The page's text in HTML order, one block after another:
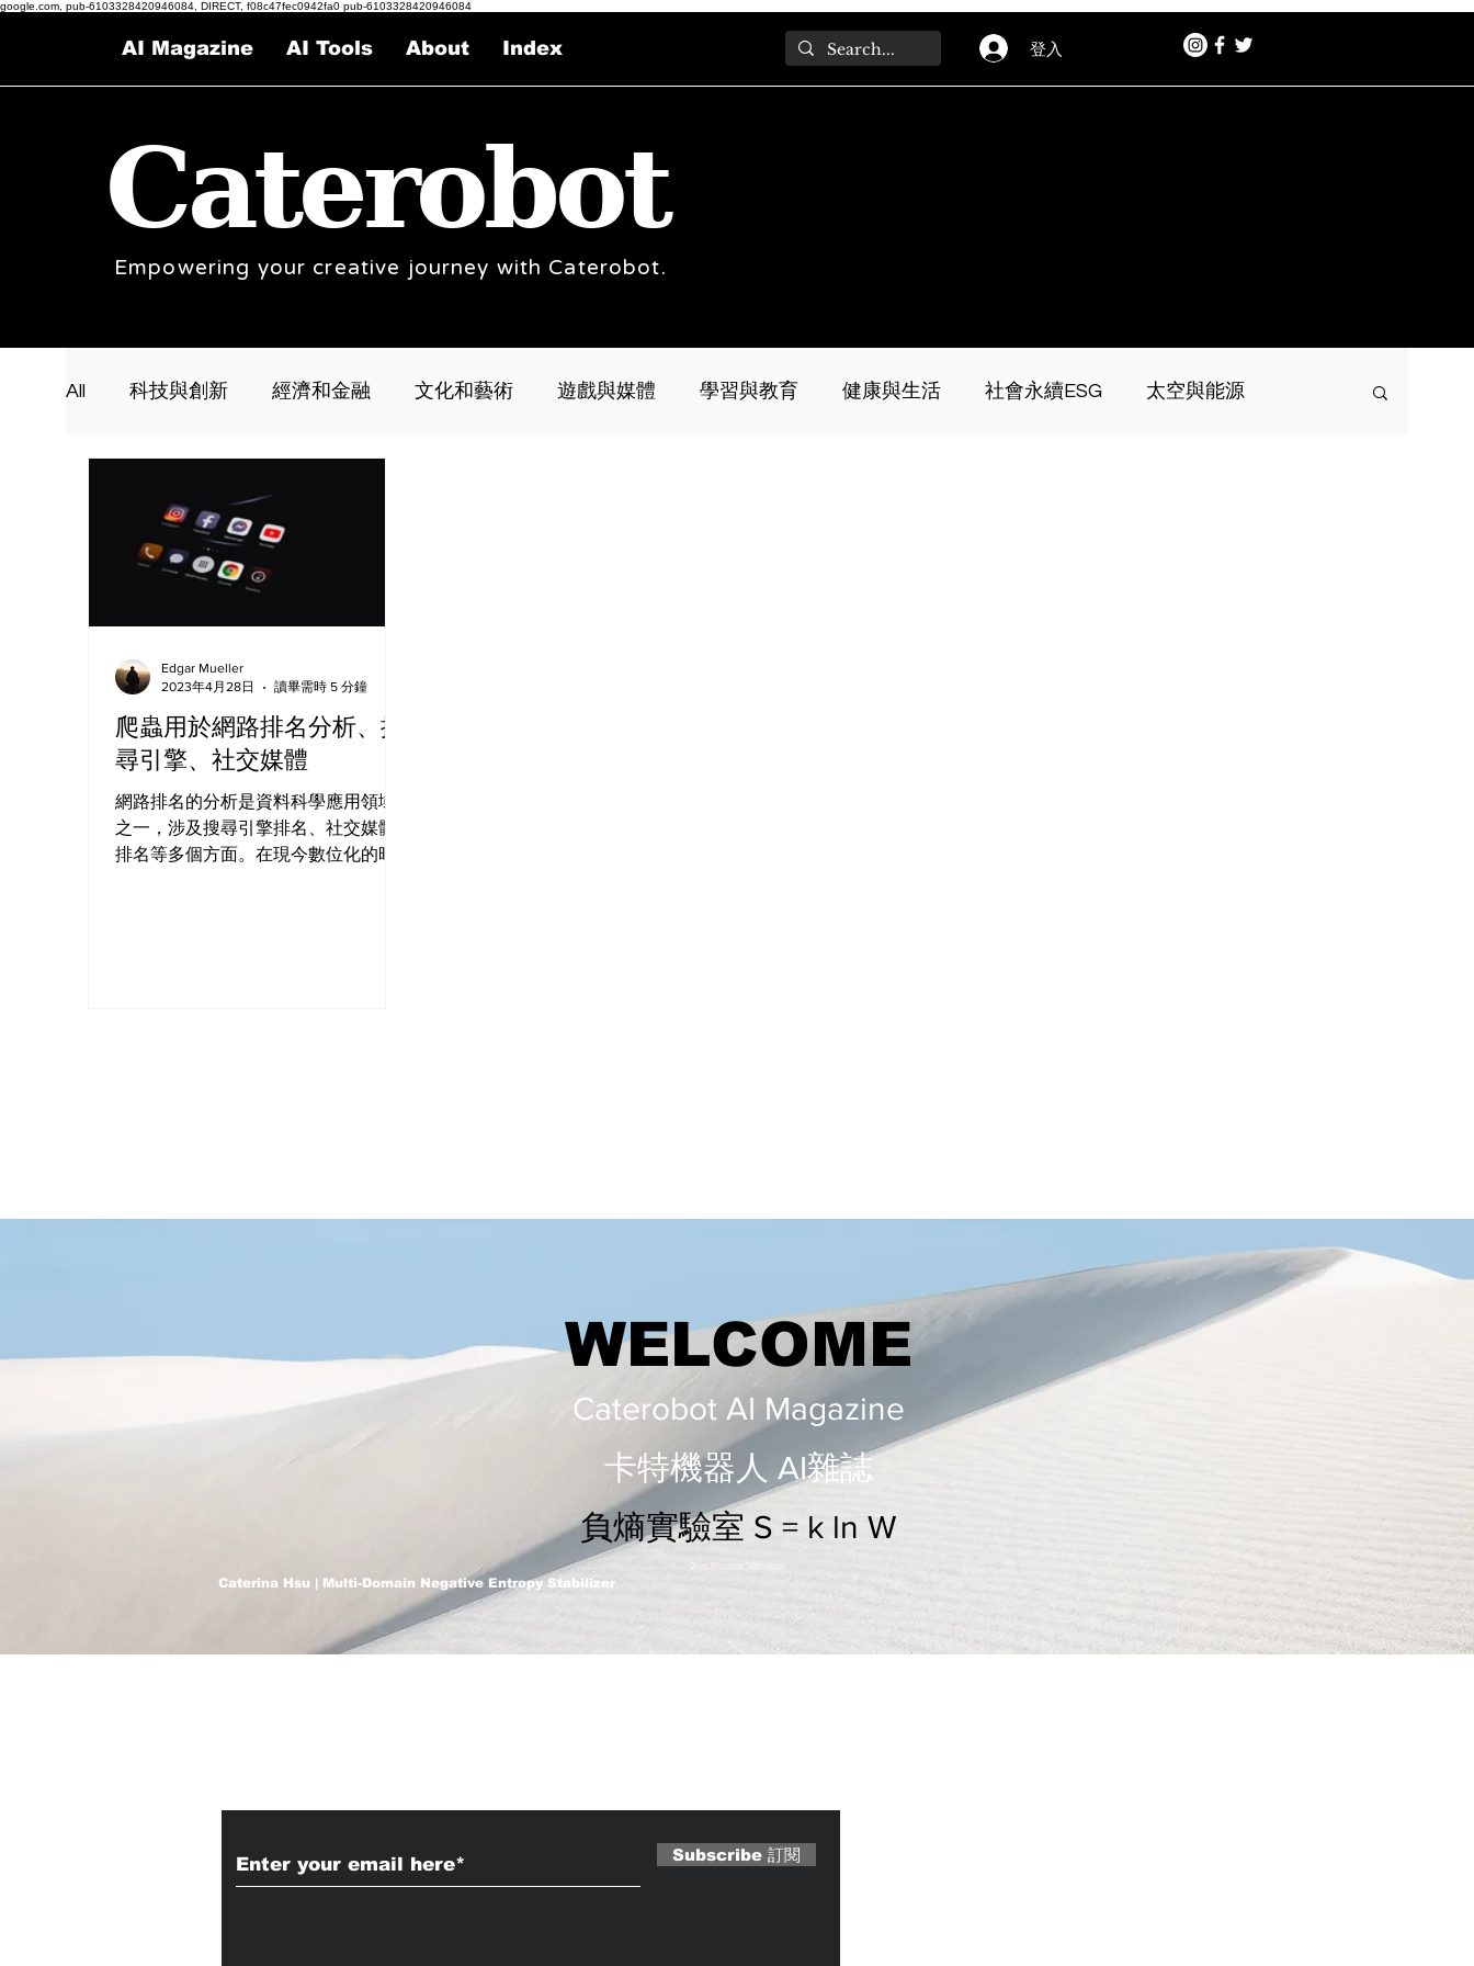
google.com, pub-6103328420946084, DIRECT, f08c47fec0942fa0 pub-6103328420946084
AI Magazine AI Tools About Index 登入
Caterobot
Empowering your creative journey with Caterobot.
All 科技與創新 經濟和金融 文化和藝術 遊戲與媒體 學習與教育 健康與生活 社會永續ESG 太空與能源
爬蟲用於網路排名分析、搜
尋引擎、社交媒體
網路排名的分析是資料科學應用領域
之一，涉及搜尋引擎排名、社交媒體
排名等多個方面。在現今數位化的時
Edgar Mueller
2023年4月28日
讀畢需時 5 分鐘
WELCOME
Caterobot AI Magazine
​​卡特機器人 AI雜誌
負熵實驗室 S = k ln W
2nm Process Stabilizer
Caterina Hsu | Multi-Domain Negative Entropy Stabilizer
Subscribe 訂閱